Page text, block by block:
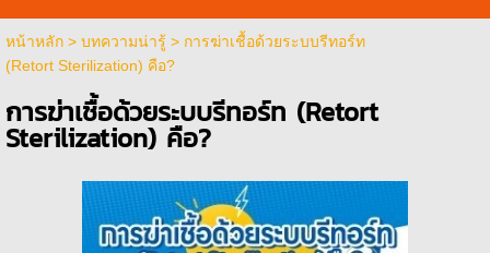
หน้าหลัก> บทความน่ารู้ > การฆ่าเชื้อด้วยระบบรีทอร์ท
(Retort Sterilization) คือ?
การฆ่าเชื้อด้วยระบบรีทอร์ท (Retort
Sterilization) คือ?